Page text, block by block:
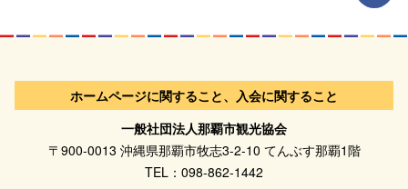
ホームページに関すること、入会に関すること
一般社団法人那覇市観光協会
〒900-0013 沖縄県那覇市牧志3-2-10 てんぶす那覇1階
TEL：098-862-1442